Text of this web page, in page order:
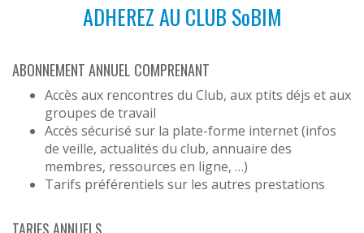
ADHEREZ AU CLUB SoBIM
ABONNEMENT ANNUEL COMPRENANT
Accès aux rencontres du Club, aux ptits déjs et aux
groupes de travail
Accès sécurisé sur la plate-forme internet (infos
de veille, actualités du club, annuaire des
membres, ressources en ligne, …)
Tarifs préférentiels sur les autres prestations